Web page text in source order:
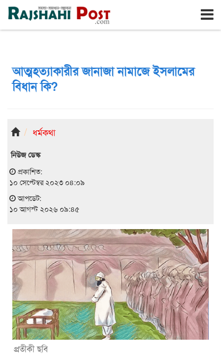
রাজশাহী সোমবার, ১০ই আগস্ট ২০২৬, ২৭শে শ্রাবণ ১৪৩৩
আত্মহত্যাকারীর জানাজা নামাজে ইসলামের
বিধান কি?
ধর্মকথা
নিউজ ডেস্ক
প্রকাশিত:
১০ সেপ্টেম্বর ২০২৩ ০৪:০৯
আপডেট:
১০ আগস্ট ২০২৬ ০৯:৪৫
প্রতীকী ছবি